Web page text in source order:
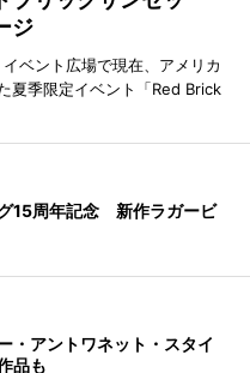
ジ
ベント広場で現在、アメリカ
夏季限定イベント「Red Brick
15周年記念 新作ラガービ
・アントワネット・スタイ
品も